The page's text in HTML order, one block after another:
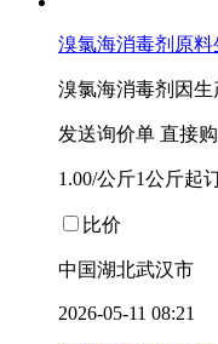
溴氯海消毒剂原料
溴氯海消毒剂因
发送询价单 直接
1.00/公斤1公斤起
比价
中国湖北武汉市
2026-05-11 08:21